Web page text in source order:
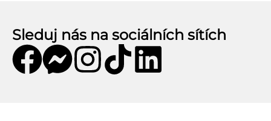
Sleduj nás na sociálních sítích